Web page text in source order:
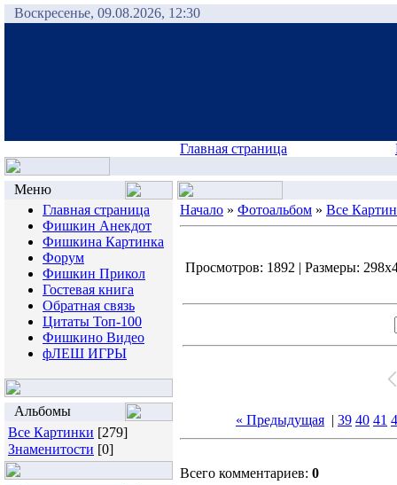
Воскресенье, 09.08.2026, 12:30
Главная страница
Меню
Главная страница
Фишкин Анекдот
Фишкина Картинка
Форум
Фишкин Прикол
Гостевая книга
Обратная связь
Цитаты Топ-100
Фишкино Видео
фЛЕШ ИГРЫ
Альбомы
Все Картинки [279]
Знаменитости [0]
Начало » Фотоальбом » Все
Просмотров: 1892 | Размеры:
« Предыдущая | 39 40 41
Всего комментариев: 0